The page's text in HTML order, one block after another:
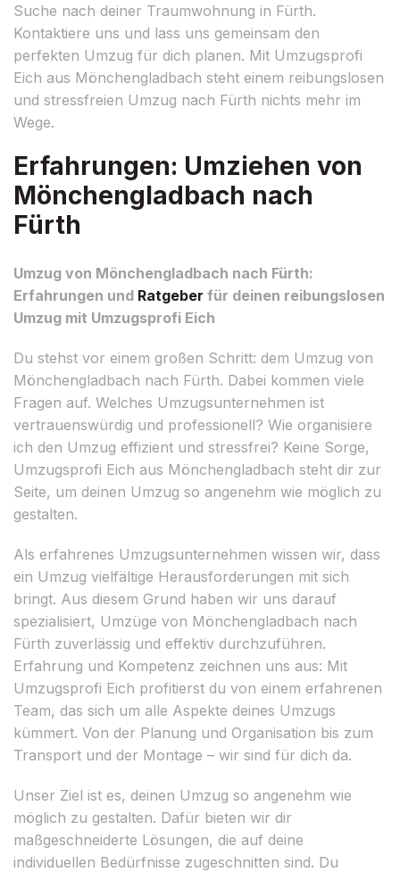
Suche nach deiner Traumwohnung in Fürth.
Kontaktiere uns und lass uns gemeinsam den
perfekten Umzug für dich planen. Mit Umzugsprofi
Eich aus Mönchengladbach steht einem reibungslosen
und stressfreien Umzug nach Fürth nichts mehr im
Wege.
Erfahrungen: Umziehen von
Mönchengladbach nach
Fürth
Umzug von Mönchengladbach nach Fürth:
Erfahrungen und Ratgeber für deinen reibungslosen
Umzug mit Umzugsprofi Eich
Du stehst vor einem großen Schritt: dem Umzug von
Mönchengladbach nach Fürth. Dabei kommen viele
Fragen auf. Welches Umzugsunternehmen ist
vertrauenswürdig und professionell? Wie organisiere
ich den Umzug effizient und stressfrei? Keine Sorge,
Umzugsprofi Eich aus Mönchengladbach steht dir zur
Seite, um deinen Umzug so angenehm wie möglich zu
gestalten.
Als erfahrenes Umzugsunternehmen wissen wir, dass
ein Umzug vielfältige Herausforderungen mit sich
bringt. Aus diesem Grund haben wir uns darauf
spezialisiert, Umzüge von Mönchengladbach nach
Fürth zuverlässig und effektiv durchzuführen.
Erfahrung und Kompetenz zeichnen uns aus: Mit
Umzugsprofi Eich profitierst du von einem erfahrenen
Team, das sich um alle Aspekte deines Umzugs
kümmert. Von der Planung und Organisation bis zum
Transport und der Montage – wir sind für dich da.
Unser Ziel ist es, deinen Umzug so angenehm wie
möglich zu gestalten. Dafür bieten wir dir
maßgeschneiderte Lösungen, die auf deine
individuellen Bedürfnisse zugeschnitten sind. Du